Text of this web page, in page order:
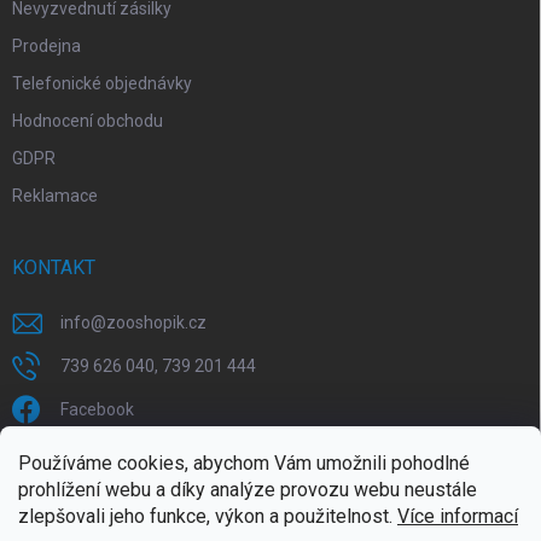
Používáme cookies, abychom Vám umožnili pohodlné
prohlížení webu a díky analýze provozu webu neustále
zlepšovali jeho funkce, výkon a použitelnost. Více informací
Nevyzvednutí zásilky
Prodejna
Telefonické objednávky
Hodnocení obchodu
GDPR
Reklamace
KONTAKT
info@zooshopik.cz
739 626 040, 739 201 444
Facebook
FACEBOOK